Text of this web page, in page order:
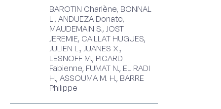
BAROTIN Charlène, BONNAL
L., ANDUEZA Donato,
MAUDEMAIN S., JOST
JEREMIE, CAILLAT HUGUES,
JULIEN L., JUANES X.,
LESNOFF M., PICARD
Fabienne, FUMAT N., EL RADI
H., ASSOUMA M. H., BARRE
Philippe